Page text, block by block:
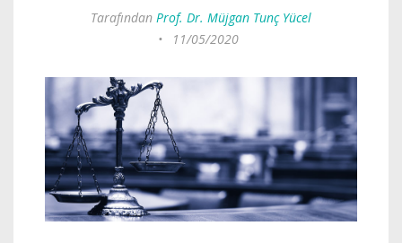
Tarafından Prof. Dr. Müjgan Tunç Yücel
•
11/05/2020